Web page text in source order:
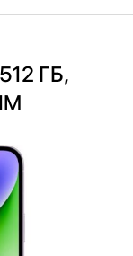
ГБ,